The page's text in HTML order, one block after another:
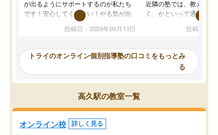
が出るようにサポートするのが私たち
です！安心してください！やる気が出
ないのは私たち講師の責任です」と言
ってくださり、確かに！と考えて、思
ったんですが、学生の先生から学ぶこ
み、徐々に成績が上がったらいいなと
思っていました。何が今足りないのか
を的確に指導いただき、子どももびっ
くりするほど楽しんでやる気を持って
塾を受けています。狙い通り、少しず
つ成績も上がり、苦手意識も無くなっ
てきたので、さらに苦手な数学も追加
投稿日：2026年03月13日
近隣の塾では、教えても
く、かといって通うには
可能なので本当に助か
らないところをピンポイ
頂いて、とてもわかり
していました。一生を
スト、多少お金がかかっ
投稿日：
トライのオンライン個別指導塾の口コミをもっとみ
る
高久駅の教室一覧
オンライン校 詳しく見る